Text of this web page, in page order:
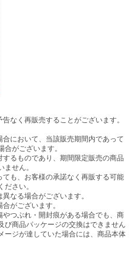
なく再販売することがございます。
において、当該販売期間内であって
がございます。
るものであり、期間限定販売の商品
せん。
も、お客様の承諾なく再販する可能
さい。
なる場合がございます。
がございます。
つぶれ・開封痕がある場合でも、商
び商品パッケージの交換はできません
ージが達していた場合には、商品本体